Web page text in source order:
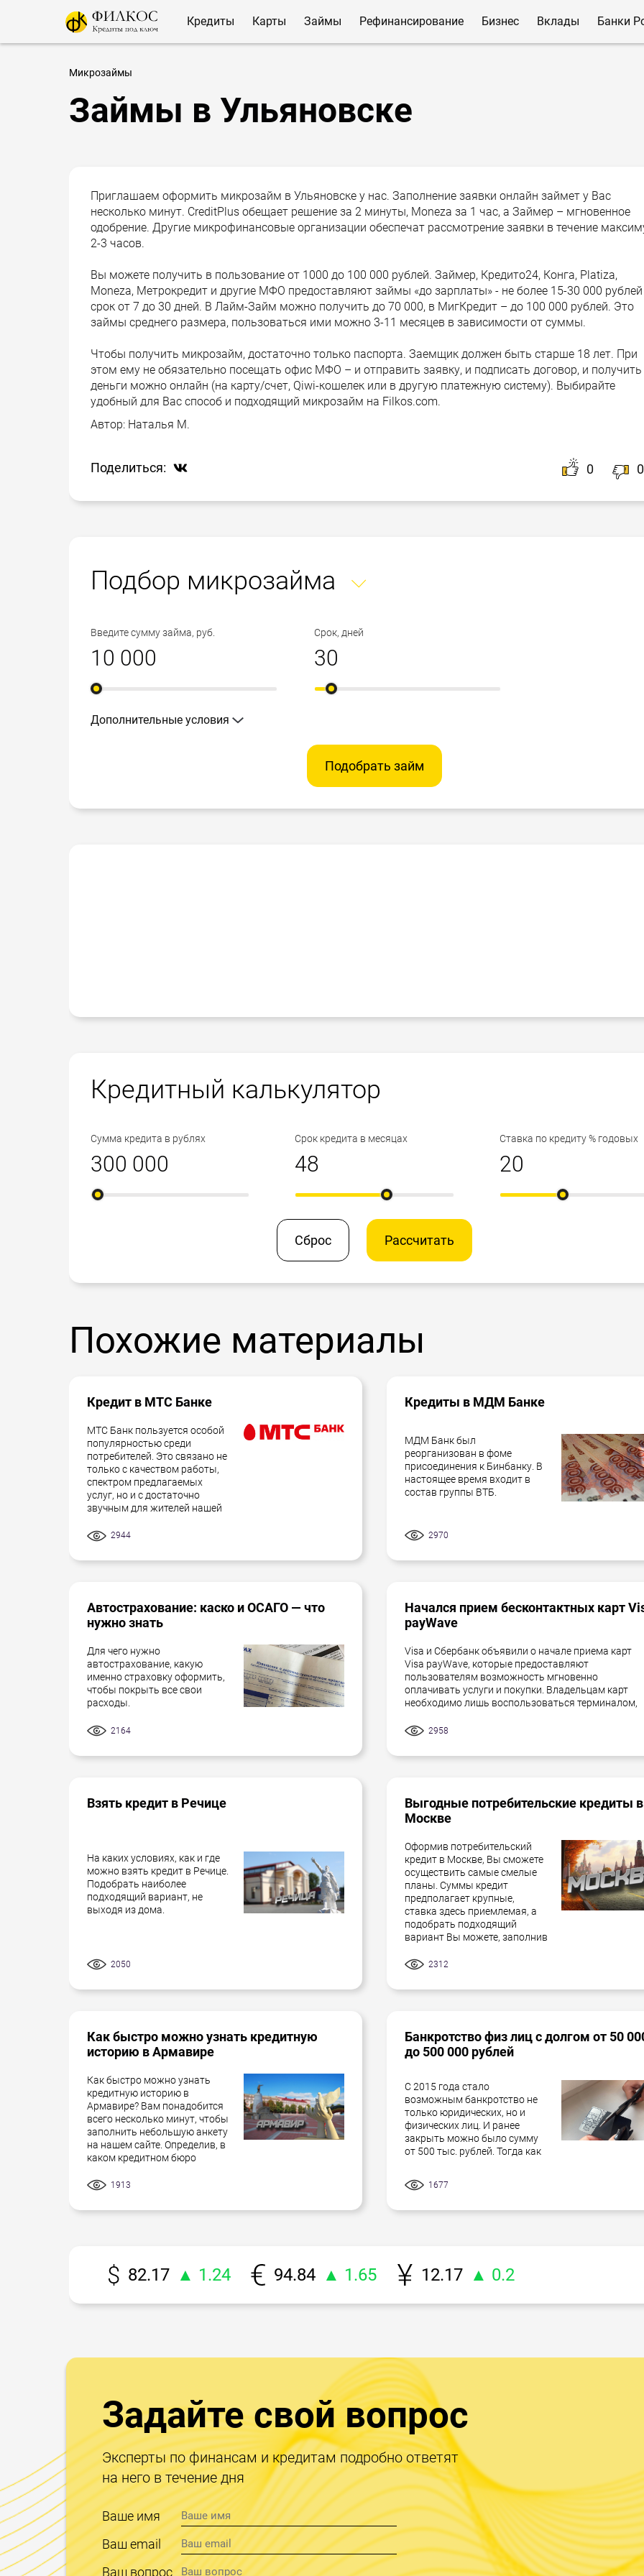
Кредиты Карты Займы Рефинансирование Бизнес Вклады Банки
Микрозаймы
Займы в Ульяновске
Приглашаем оформить микрозайм в Ульяновске у нас. Заполнение заявки онлайн займет у Вас
несколько минут. CreditPlus обещает решение за 2 минуты, Moneza за 1 час, а Займер – мгновенное
одобрение. Другие микрофинансовые организации обеспечат рассмотрение заявки в течение
2-3 часов.
Вы можете получить в пользование от 1000 до 100 000 рублей. Займер, Кредито24, Конга, Platiza,
Moneza, Метрокредит и другие МФО предоставляют займы «до зарплаты» - не более 15-30 000
срок от 7 до 30 дней. В Лайм-Займ можно получить до 70 000, в МигКредит – до 100 000 рублей. Это
займы среднего размера, пользоваться ими можно 3-11 месяцев в зависимости от суммы.
Чтобы получить микрозайм, достаточно только паспорта. Заемщик должен быть старше 18 лет. При
этом ему не обязательно посещать офис МФО – и отправить заявку, и подписать договор, и получить
деньги можно онлайн (на карту/счет, Qiwi-кошелек или в другую платежную систему). Выбирайте
удобный для Вас способ и подходящий микрозайм на Filkos.com.
Автор: Наталья М.
Поделиться: 0 0
Подбор микрозайма
Введите сумму займа, руб. Срок, дней
Дополнительные условия
Подобрать займ
Кредитный калькулятор
Сумма кредита в рублях Срок кредита в месяцах Ставка по кредиту % годовых
Сброс Рассчитать
Похожие материалы
Кредит в МТС Банке
МТС Банк пользуется особой
популярностью среди
потребителей. Это связано не
только с качеством работы,
спектром предлагаемых
услуг, но и с достаточно
звучным для жителей нашей
2944
Кредиты в МДМ Банке
МДМ Банк был
реорганизован в фоме
присоединения к Бинбанку. В
настоящее время входит в
состав группы ВТБ.
2970
Автострахование: каско и ОСАГО — что
нужно знать
Для чего нужно
автострахование, какую
именно страховку оформить,
чтобы покрыть все свои
расходы.
2164
Начался прием бесконтактных карт
payWave
Visa и Сбербанк объявили о начале приема карт
Visa payWave, которые предоставляют
пользователям возможность мгновенно
оплачивать услуги и покупки. Владельцам карт
необходимо лишь воспользоваться терминалом,
2958
Взять кредит в Речице
На каких условиях, как и где
можно взять кредит в Речице.
Подобрать наиболее
подходящий вариант, не
выходя из дома.
2050
Выгодные потребительские кредиты в
Москве
Оформив потребительский
кредит в Москве, Вы сможете
осуществить самые смелые
планы. Суммы кредит
предполагает крупные,
ставка здесь приемлемая, а
подобрать подходящий
вариант Вы можете, заполнив
2312
Как быстро можно узнать кредитную
историю в Армавире
Как быстро можно узнать
кредитную историю в
Армавире? Вам понадобится
всего несколько минут, чтобы
заполнить небольшую анкету
на нашем сайте. Определив, в
каком кредитном бюро
1913
Банкротство физ лиц с долгом от 50
до 500 000 рублей
С 2015 года стало
возможным банкротство не
только юридических, но и
физических лиц. И ранее
закрыть можно было сумму
от 500 тыс. рублей. Тогда как
1677
82.17 ▲ 1.24 94.84 ▲ 1.65 12.17 ▲ 0.2
Задайте свой вопрос
Эксперты по финансам и кредитам подробно ответят
на него в течение дня
Ваше имя
Ваш email
Ваш вопрос